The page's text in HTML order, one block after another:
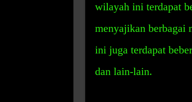
wilayah ini terdapat
menyajikan berbagai
ini juga terdapat
dan lain-lain.